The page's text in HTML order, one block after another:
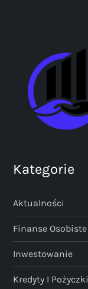
Kategorie
Aktualności
Finanse Osobiste
Inwestowanie
Kredyty I Pożyczki